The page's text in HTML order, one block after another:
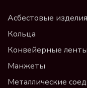
Асбестовые изделия
Кольца
Конвейерные ленты
Манжеты
Металлические